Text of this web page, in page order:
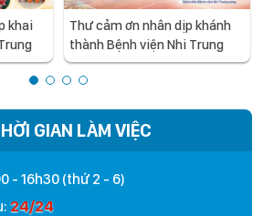
khai
Thư cảm ơn nhân dịp khánh
thành Bệnh viện Nhi Trung
ương cơ sở 2
GIAN LÀM VIỆC
- 16h30 (thứ 2 - 6)
24/24